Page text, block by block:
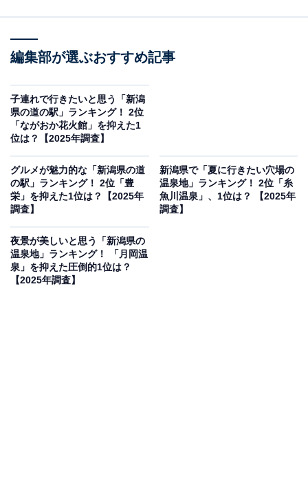
ォータースライダーが楽しめます。2026年のプール営業
期間は、7月4～5日・11～12日、7月18日〜8月31日（毎
プールの料金は夏季（温浴＋プールの全館利用）で大人
1700円・小人（小学生）950円・幼児（3歳以上小学生未
円・幼児500円。風呂のみ利用も可能で大人800円～（土
日祝日等は900円）・小人300円・幼児200円です。
湯質を再現した「全国温泉湯めぐり風呂」、海鮮レスト
ランや鮮魚市場も充実しており、プール後に温泉と海の
幸で1日楽しめます。
編集部が選ぶおすすめ記事
子連れで行きたいと思う「新潟
県の道の駅」ランキング！ 2位
「ながおか花火館」を抑えた1
位は？【2025年調査】
グルメが魅力的な「新潟県の道
の駅」ランキング！ 2位「豊
栄」を抑えた1位は？【2025年
調査】
新潟県で「夏に行きたい穴場の
温泉地」ランキング！ 2位「糸
魚川温泉」、1位は？ 【2025年
調査】
夜景が美しいと思う「新潟県の
温泉地」ランキング！ 「月岡温
泉」を抑えた圧倒的1位は？
【2025年調査】